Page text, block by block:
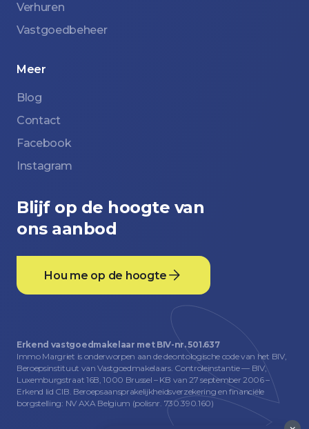
Verhuren
Vastgoedbeheer
Meer
Blog
Contact
Facebook
Instagram
Blijf op de hoogte van
ons aanbod
Hou me op de hoogte
Erkend vastgoedmakelaar met BIV-nr. 501.637
Immo Margriet is onderworpen aan de deontologische code van het BIV,
Beroepsinstituut van Vastgoedmakelaars. Controleinstantie — BIV,
Luxemburgstraat 16B, 1000 Brussel – KB van 27 september 2006 –
Erkend lid CIB. Beroepsaansprakelijkheidsverzekering en financiële
borgstelling: NV AXA Belgium (polisnr. 730.390.160)